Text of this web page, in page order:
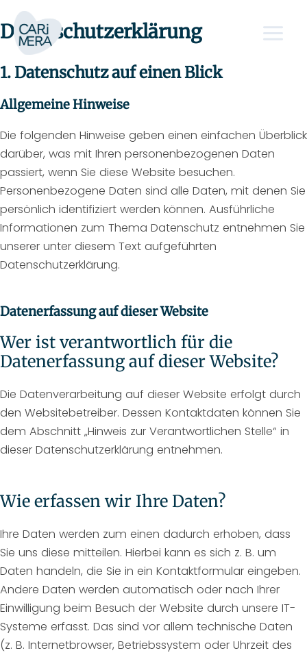
Zum
Inhalt
springen
Menu
Datenschutzerklärung
1. Datenschutz auf einen Blick
Allgemeine Hinweise
Die folgenden Hinweise geben einen einfachen Überblick
darüber, was mit Ihren personenbezogenen Daten
passiert, wenn Sie diese Website besuchen.
Personenbezogene Daten sind alle Daten, mit denen Sie
persönlich identifiziert werden können. Ausführliche
Informationen zum Thema Datenschutz entnehmen Sie
unserer unter diesem Text aufgeführten
Datenschutzerklärung.
Datenerfassung auf dieser Website
Wer ist verantwortlich für die
Datenerfassung auf dieser Website?
Die Datenverarbeitung auf dieser Website erfolgt durch
den Websitebetreiber. Dessen Kontaktdaten können Sie
dem Abschnitt „Hinweis zur Verantwortlichen Stelle“ in
dieser Datenschutzerklärung entnehmen.
Wie erfassen wir Ihre Daten?
Ihre Daten werden zum einen dadurch erhoben, dass
Sie uns diese mitteilen. Hierbei kann es sich z. B. um
Daten handeln, die Sie in ein Kontaktformular eingeben.
Andere Daten werden automatisch oder nach Ihrer
Einwilligung beim Besuch der Website durch unsere IT-
Systeme erfasst. Das sind vor allem technische Daten
(z. B. Internetbrowser, Betriebssystem oder Uhrzeit des